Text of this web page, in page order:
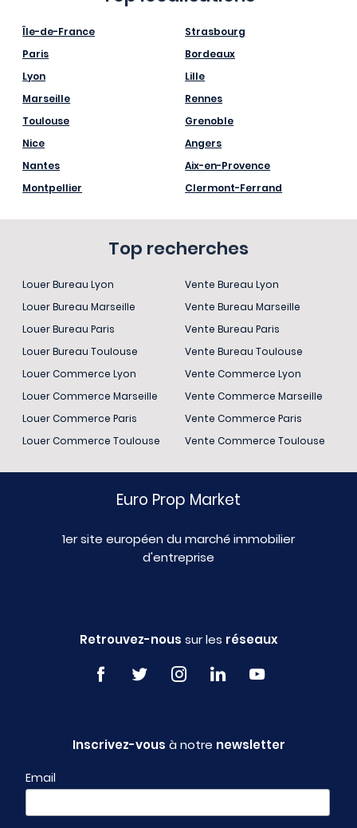
Île-de-France
Paris
Lyon
Marseille
Toulouse
Nice
Nantes
Montpellier
Strasbourg
Bordeaux
Lille
Rennes
Grenoble
Angers
Aix-en-Provence
Clermont-Ferrand
Top recherches
Louer Bureau Lyon
Louer Bureau Marseille
Louer Bureau Paris
Louer Bureau Toulouse
Louer Commerce Lyon
Louer Commerce Marseille
Louer Commerce Paris
Louer Commerce Toulouse
Vente Bureau Lyon
Vente Bureau Marseille
Vente Bureau Paris
Vente Bureau Toulouse
Vente Commerce Lyon
Vente Commerce Marseille
Vente Commerce Paris
Vente Commerce Toulouse
Euro Prop Market
1er site européen du marché immobilier
d'entreprise
Retrouvez-nous sur les réseaux
Inscrivez-vous à notre newsletter
Email